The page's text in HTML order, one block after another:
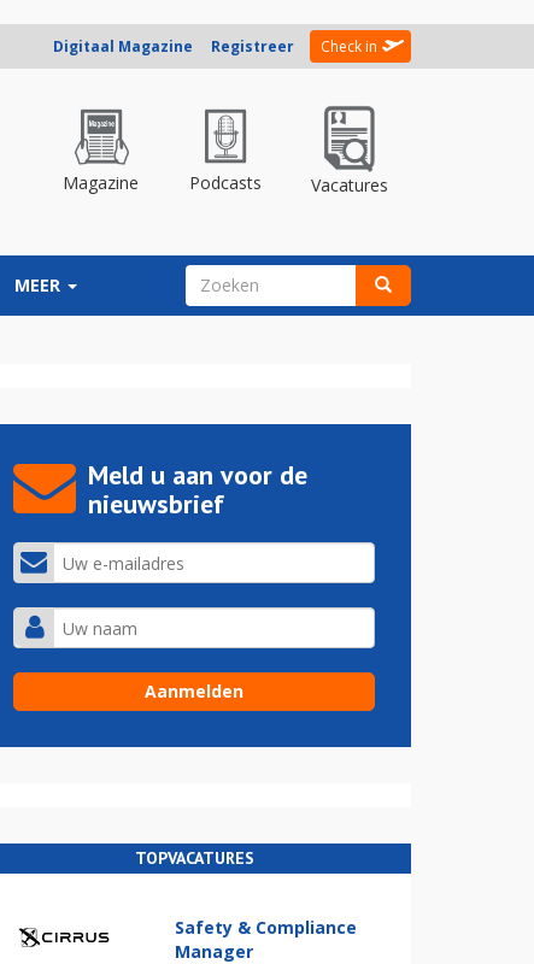
Digitaal Magazine Registreer Check in
Magazine Podcasts Vacatures
MEER ZOEKVELD
Meld u aan voor de
nieuwsbrief
TOPVACATURES
Safety & Compliance
Manager